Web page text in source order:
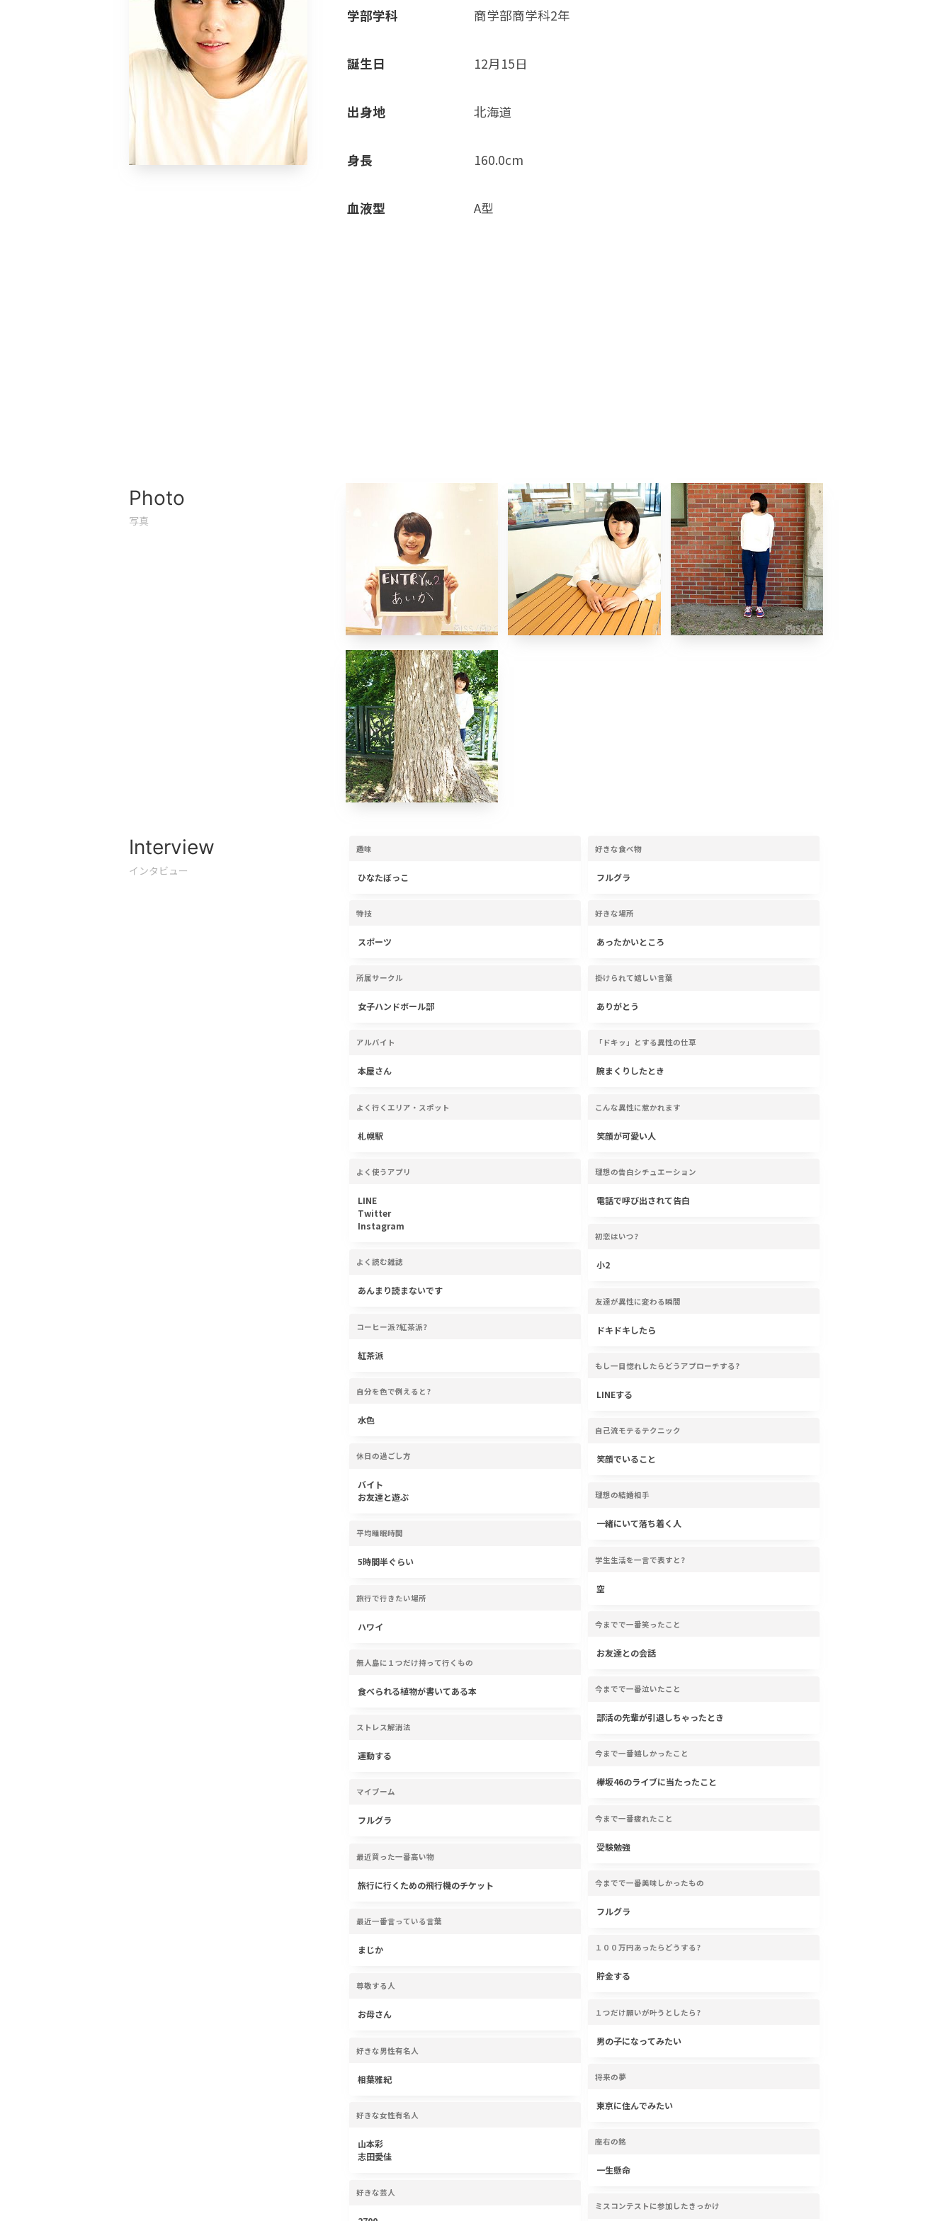
学部学科 商学部商学科2年
誕生日 12月15日
出身地 北海道
身長 160.0cm
血液型 A型
Photo
写真
Interview
インタビュー
趣味
ひなたぼっこ
特技
スポーツ
所属サークル
女子ハンドボール部
アルバイト
本屋さん
よく行くエリア・スポット
札幌駅
よく使うアプリ
LINE
Twitter
Instagram
よく読む雑誌
あんまり読まないです
コーヒー派?紅茶派?
紅茶派
自分を色で例えると?
水色
休日の過ごし方
バイト
お友達と遊ぶ
平均睡眠時間
5時間半ぐらい
旅行で行きたい場所
ハワイ
無人島に１つだけ持って行くもの
食べられる植物が書いてある本
ストレス解消法
運動する
マイブーム
フルグラ
最近買った一番高い物
旅行に行くための飛行機のチケット
最近一番言っている言葉
まじか
尊敬する人
お母さん
好きな男性有名人
相葉雅紀
好きな女性有名人
山本彩
志田愛佳
好きな芸人
好きな食べ物
フルグラ
好きな場所
あったかいところ
掛けられて嬉しい言葉
ありがとう
「ドキッ」とする異性の仕草
腕まくりしたとき
こんな異性に惹かれます
笑顔が可愛い人
理想の告白シチュエーション
電話で呼び出されて告白
初恋はいつ?
小2
友達が異性に変わる瞬間
ドキドキしたら
もし一目惚れしたらどうアプローチする?
LINEする
自己流モテるテクニック
笑顔でいること
理想の結婚相手
一緒にいて落ち着く人
学生生活を一言で表すと?
空
今までで一番笑ったこと
お友達との会話
今までで一番泣いたこと
部活の先輩が引退しちゃったとき
今まで一番嬉しかったこと
欅坂46のライブに当たったこと
今まで一番疲れたこと
受験勉強
今までで一番美味しかったもの
フルグラ
１００万円あったらどうする?
貯金する
１つだけ願いが叶うとしたら?
男の子になってみたい
将来の夢
東京に住んでみたい
座右の銘
一生懸命
ミスコンテストに参加したきっかけ